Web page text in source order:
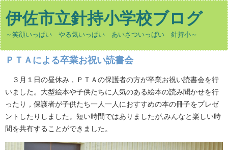
伊佐市立針持小学校ブログ
～笑顔いっぱい やる気いっぱい あいさついっぱい 針持小～
ＰＴＡによる卒業お祝い読書会
３月１日の昼休み，ＰＴＡの保護者の方が卒業お祝い読書会を行
いました。大型絵本や子供たちに人気のある絵本の読み聞かせを行
ったり，保護者が子供たち一人一人におすすめの本の冊子をプレゼ
ントしたりしました。短い時間ではありましたが,みんなと楽しい時
間を共有することができました。